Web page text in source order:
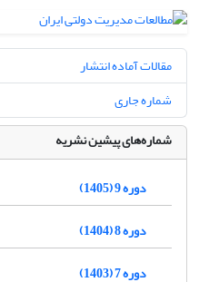
مقالات آماده انتشار
شماره جاری
شماره‌های پیشین نشریه
دوره 9 (1405)
دوره 8 (1404)
دوره 7 (1403)